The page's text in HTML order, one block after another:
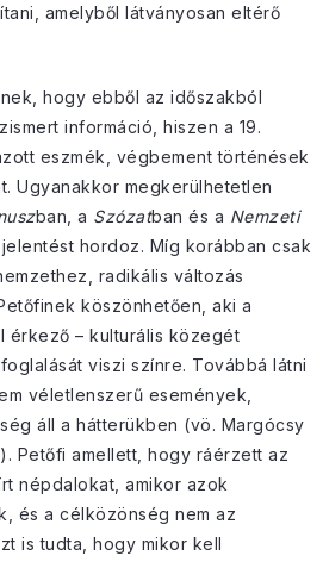
amelyből látványosan eltérő
hogy ebből az időszakból
információ, hiszen a 19.
eszmék, végbement történések
Ugyanakkor megkerülhetetlen
ban, a Szózatban és a Nemzeti
hordoz. Míg korábban csak
radikális változás
köszönhetően, aki a
érkező – kulturális közegét
viszi színre. Továbbá látni
véletlenszerű események,
áll a hátterükben (vö. Margócsy
Petőfi amellett, hogy ráérzett az
népdalokat, amikor azok
és a célközönség nem az
is tudta, hogy mikor kell